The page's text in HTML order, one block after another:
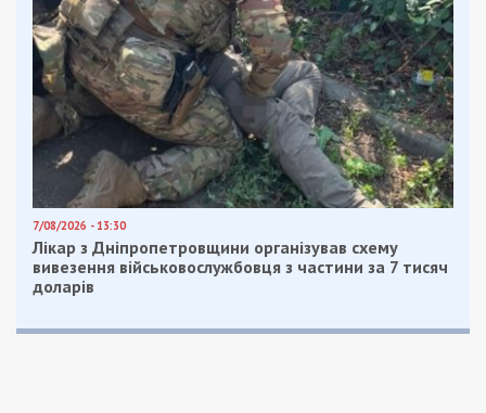
Сейчас температура в классах составляет 16-17
градусов. Для улучшения ситуации пока ставят
обогреватели. По словам Ольги
Григорьян, директора школы, отопления следует
ожидать в ближайшее время. Школу должны
подключить к центральной сети. А школьную
котельную запустить уже нельзя, потому что она
устарела и опасна.
Работы проводились с лета. Затем поменялся проект.
И сейчас, как мы видим, такое. Мы поднимаем
внутренний резерв. То есть утепляемся, одеваемся и
включаем обогреватели. И ждем, – отмечаем Ольга
Григорьян.